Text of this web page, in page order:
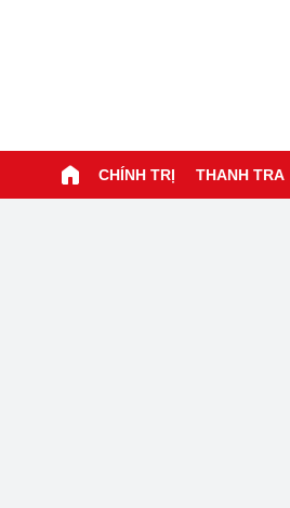
CHÍNH TRỊ THANH TRA